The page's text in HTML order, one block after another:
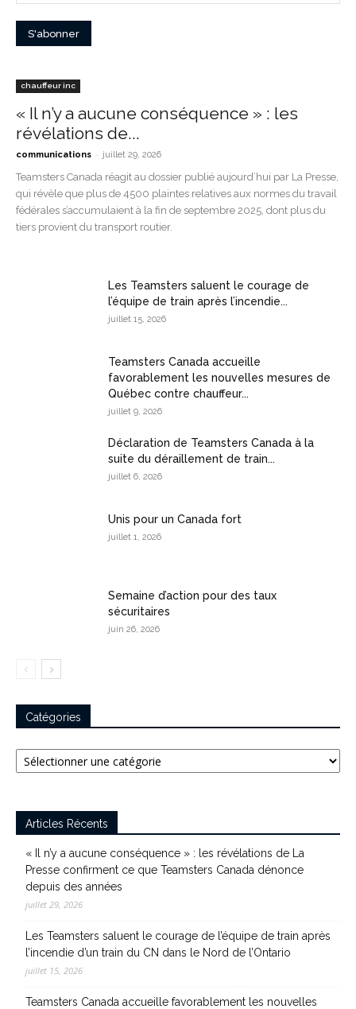
chauffeur inc
« Il n’y a aucune conséquence » : les
révélations de...
communications - juillet 29, 2026
Teamsters Canada réagit au dossier publié aujourd’hui par La Presse,
qui révèle que plus de 4500 plaintes relatives aux normes du travail
fédérales s’accumulaient à la fin de septembre 2025, dont plus du
tiers provient du transport routier.
Les Teamsters saluent le courage de
l’équipe de train après l’incendie...
juillet 15, 2026
Teamsters Canada accueille
favorablement les nouvelles mesures de
Québec contre chauffeur...
juillet 9, 2026
Déclaration de Teamsters Canada à la
suite du déraillement de train...
juillet 6, 2026
Unis pour un Canada fort
juillet 1, 2026
Semaine d’action pour des taux
sécuritaires
juin 26, 2026
Catégories
Catégories
Articles Récents
« Il n’y a aucune conséquence » : les révélations de La
Presse confirment ce que Teamsters Canada dénonce
depuis des années
juillet 29, 2026
Les Teamsters saluent le courage de l’équipe de train après
l’incendie d’un train du CN dans le Nord de l’Ontario
juillet 15, 2026
Teamsters Canada accueille favorablement les nouvelles